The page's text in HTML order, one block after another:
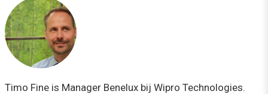
Timo Fine is Manager Benelux bij Wipro Technologies.